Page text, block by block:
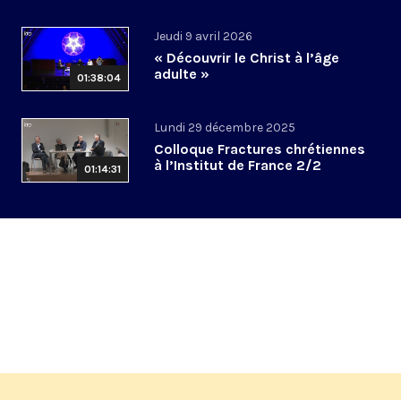
01:38:04
Jeudi 9 avril 2026
« Découvrir le Christ à l’âge
adulte »
01:14:31
Lundi 29 décembre 2025
Colloque Fractures chrétiennes
à l’Institut de France 2/2